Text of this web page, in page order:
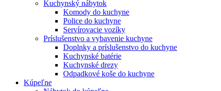
Kuchynský nábytok
Komody do kuchyne
Police do kuchyne
Servírovacie vozíky
Príslušenstvo a vybavenie kuchyne
Doplnky a príslušenstvo do kuchyne
Kuchynské batérie
Kuchynské drezy
Odpadkové koše do kuchyne
Kúpeľne